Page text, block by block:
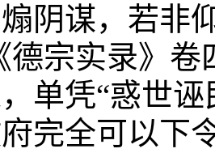
阴谋，若非
德宗实录》
单凭“惑世诬
完全可以下